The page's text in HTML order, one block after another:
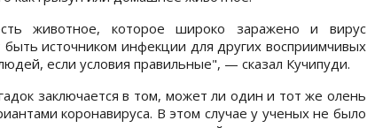
животное, которое широко заражено и вирус
быть источником инфекции для других восприимчивых
если условия правильные", — сказал Кучипуди.
заключается в том, может ли один и тот же олень
коронавируса. В этом случае у ученых не было